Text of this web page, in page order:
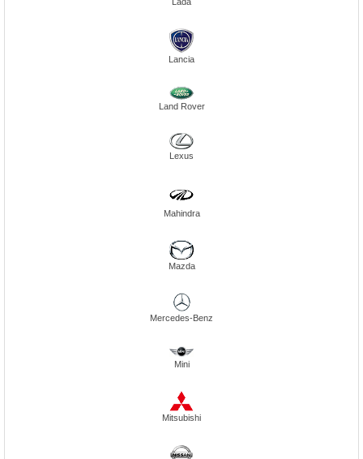
Lancia
Land Rover
Lexus
Mahindra
Mazda
Mercedes-Benz
Mini
Mitsubishi